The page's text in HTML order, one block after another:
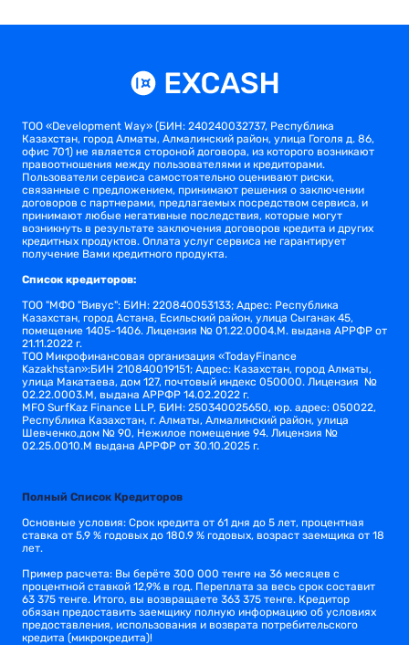
ТОО «Development Way» (БИН: 240240032737, Республика
Казахстан, город Алматы, Алмалинский район, улица Гоголя д. 86,
офис 701) не является стороной договора, из которого возникают
правоотношения между пользователями и кредиторами.
Пользователи сервиса самостоятельно оценивают риски,
связанные с предложением, принимают решения о заключении
договоров с партнерами, предлагаемых посредством сервиса, и
принимают любые негативные последствия, которые могут
возникнуть в результате заключения договоров кредита и других
кредитных продуктов. Оплата услуг сервиса не гарантирует
получение Вами кредитного продукта.
Список кредиторов:
TОО "МФО "Вивус": БИН: 220840053133; Адрес: Республика
Казахстан, город Астана, Есильский район, улица Сыганак 45,
помещение 1405-1406. Лицензия № 01.22.0004.M. выдана АРРФР от
21.11.2022 г.
ТОО Микрофинансовая организация «TodayFinance
Kazakhstan»:БИН 210840019151; Адрес: Казахстан, город Алматы,
улица Макатаева, дом 127, почтовый индекс 050000. Лицензия №
02.22.0003.М, выдана АРРФР 14.02.2022 г.
MFO SurfKaz Finance LLP, БИН: 250340025650, юр. адрес: 050022,
Республика Казахстан, г. Алматы, Алмалинский район, улица
Шевченко,дом № 90, Нежилое помещение 94. Лицензия №
02.25.0010.M выдана АРРФР от 30.10.2025 г.
Полный Список Кредиторов
Основные условия: Срок кредита от 61 дня до 5 лет, процентная
ставка от 5,9 % годовых до 180.9 % годовых, возраст заемщика от 18
лет.
Пример расчета: Вы берёте 300 000 тенге на 36 месяцев с
процентной ставкой 12,9% в год. Переплата за весь срок составит
63 375 тенге. Итого, вы возвращаете 363 375 тенге. Кредитор
обязан предоставить заемщику полную информацию об условиях
предоставления, использования и возврата потребительского
кредита (микрокредита)!